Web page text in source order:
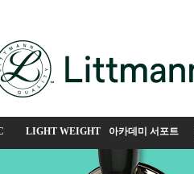
LIGHT WEIGHT 아카데미 서포트